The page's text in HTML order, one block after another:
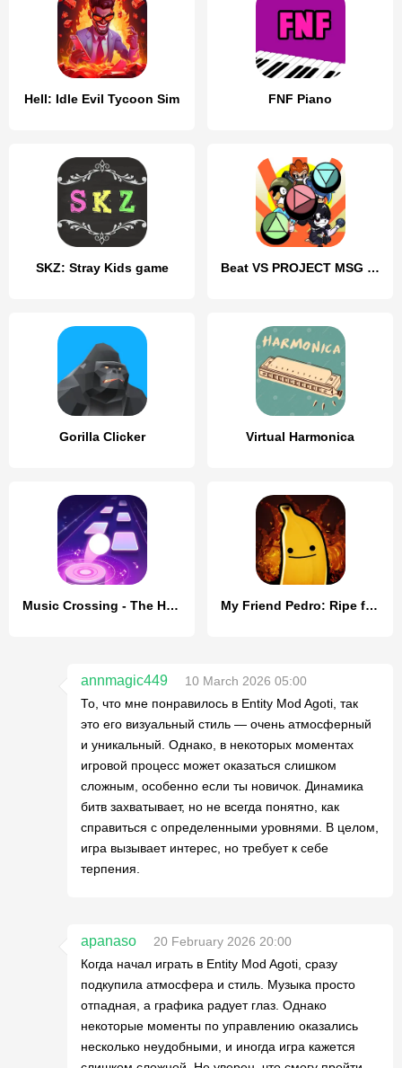
Hell: Idle Evil Tycoon Sim FNF Piano
SKZ: Stray Kids game Beat VS PROJECT MSG Rebirth V1
Gorilla Clicker Virtual Harmonica
Music Crossing - The Horizon My Friend Pedro: Ripe for Reve
annmagic449
10 March 2026 05:00
То, что мне понравилось в Entity Mod Agoti, так
это его визуальный стиль — очень атмосферный
и уникальный. Однако, в некоторых моментах
игровой процесс может оказаться слишком
сложным, особенно если ты новичок. Динамика
битв захватывает, но не всегда понятно, как
справиться с определенными уровнями. В целом,
игра вызывает интерес, но требует к себе
терпения.
apanaso
20 February 2026 20:00
Когда начал играть в Entity Mod Agoti, сразу
подкупила атмосфера и стиль. Музыка просто
отпадная, а графика радует глаз. Однако
некоторые моменты по управлению оказались
несколько неудобными, и иногда игра кажется